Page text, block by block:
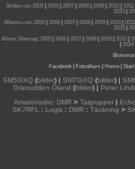
Slides.rss: 2005| 2006| 2007| 2008| 2009| 2010| 2011|
2023|
Albums.rss: 2005 2006 2007 2008 2009 2010 2011
2023|
Album Sitemap: 2005| 2006| 2007| 2008| 2009| 2010|
2024|
Blommor
Facebook| Fotoalbum Home| Start|
SM5GXQ(bilder) | SM7GXQ(bilder) |
Granudden Öland (bilder) | Peter
Amatörradio: DMR> Talgrupper|
SK7RFL
: Logik : DMR : Täckning >